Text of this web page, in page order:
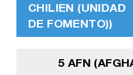
CHILIEN (UNIDAD
DE FOMENTO))
5 AFN